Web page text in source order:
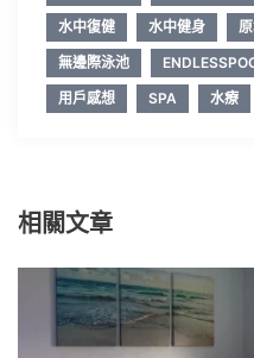
水中復健
水中健身
無邊際泳池
用戶感想
SPA 水療
相關文章